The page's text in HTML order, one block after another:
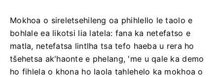
Mokhoa o sireletsehileng oa phihlello le taolo e
bohlale ea likotsi lia latela: fana ka netefatso e
matla, netefatsa lintlha tsa tefo haeba u rera ho
tšehetsa ak'haonte e phelang, 'me u qale ka demo
ho fihlela o khona ho laola tahlehelo ka mokhoa o